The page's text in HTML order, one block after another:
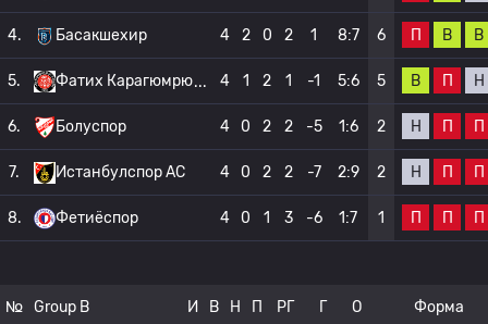
4. Басакшехир 4 2 0 2 1 8:7 6 П В В
5. Фатих Карагюмрю 4 1 2 1 -1 5:6 5 В П Н
6. Болуспор 4 0 2 2 -5 1:6 2 Н П П
7. Истанбулспор АС 4 0 2 2 -7 2:9 2 Н П П
8. Фетиёспор 4 0 1 3 -6 1:7 1 П П П
№ Group B И В Н П РГ Г О Форма